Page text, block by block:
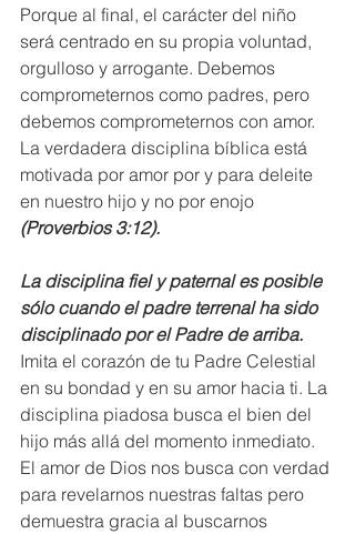
Porque al final, el carácter del niño
será centrado en su propia voluntad,
orgulloso y arrogante. Debemos
comprometernos como padres, pero
debemos comprometernos con amor.
La verdadera disciplina bíblica está
motivada por amor por y para deleite
en nuestro hijo y no por enojo
(Proverbios 3:12).
La disciplina fiel y paternal es posible
sólo cuando el padre terrenal ha sido
disciplinado por el Padre de arriba.
Imita el corazón de tu Padre Celestial
en su bondad y en su amor hacia ti. La
disciplina piadosa busca el bien del
hijo más allá del momento inmediato.
El amor de Dios nos busca con verdad
para revelarnos nuestras faltas pero
demuestra gracia al buscarnos